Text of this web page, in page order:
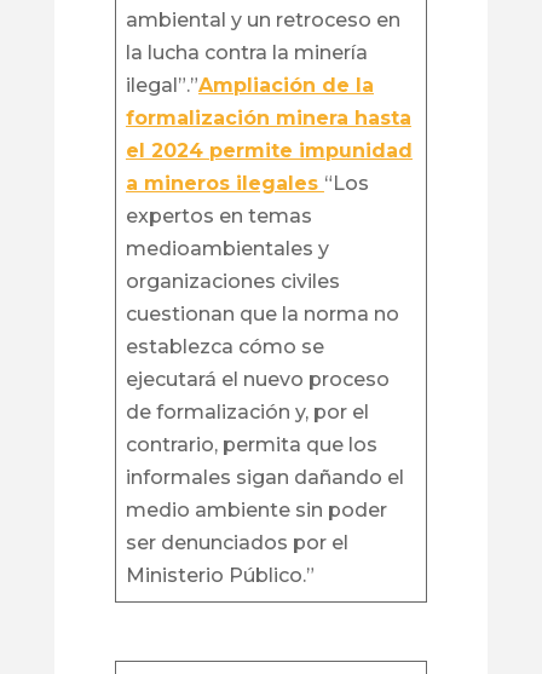
ambiental y un retroceso en
la lucha contra la minería
ilegal”.”Ampliación de la
formalización minera hasta
el 2024 permite impunidad
a mineros ilegales “Los
expertos en temas
medioambientales y
organizaciones civiles
cuestionan que la norma no
establezca cómo se
ejecutará el nuevo proceso
de formalización y, por el
contrario, permita que los
informales sigan dañando el
medio ambiente sin poder
ser denunciados por el
Ministerio Público.”